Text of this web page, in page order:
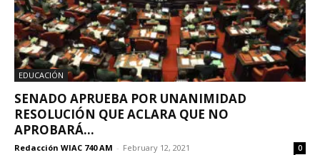
EDUCACIÓN
SENADO APRUEBA POR UNANIMIDAD
RESOLUCIÓN QUE ACLARA QUE NO
APROBARÁ...
Redacción WIAC 740 AM - February 12, 2021 0